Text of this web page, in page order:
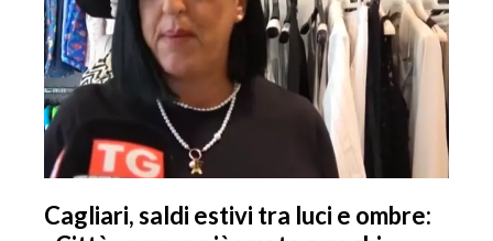
Cagliari, saldi estivi tra luci e ombre: